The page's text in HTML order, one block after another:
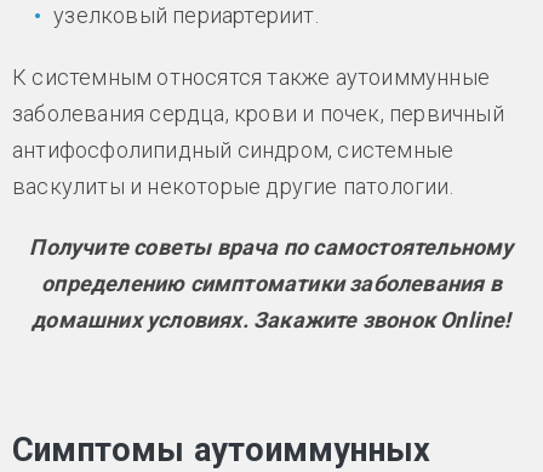
узелковый периартериит.
К системным относятся также аутоиммунные
заболевания сердца, крови и почек, первичный
антифосфолипидный синдром, системные
васкулиты и некоторые другие патологии.
Получите советы врача по самостоятельному
определению симптоматики заболевания в
домашних условиях. Закажите звонок Online!
Симптомы аутоиммунных